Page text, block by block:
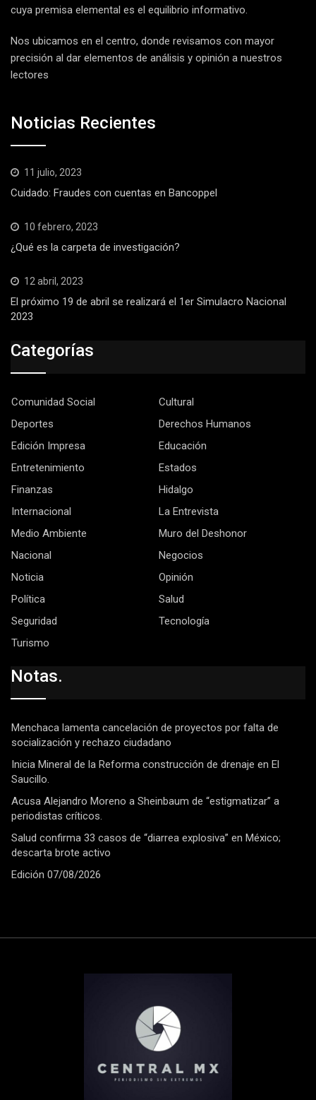
cuya premisa elemental es el equilibrio informativo.
Nos ubicamos en el centro, donde revisamos con mayor
precisión al dar elementos de análisis y opinión a nuestros
lectores
Noticias Recientes
11 julio, 2023
Cuidado: Fraudes con cuentas en Bancoppel
10 febrero, 2023
¿Qué es la carpeta de investigación?
12 abril, 2023
El próximo 19 de abril se realizará el 1er Simulacro Nacional
2023
Categorías
Comunidad Social
Cultural
Deportes
Derechos Humanos
Edición Impresa
Educación
Entretenimiento
Estados
Finanzas
Hidalgo
Internacional
La Entrevista
Medio Ambiente
Muro del Deshonor
Nacional
Negocios
Noticia
Opinión
Política
Salud
Seguridad
Tecnología
Turismo
Notas.
Menchaca lamenta cancelación de proyectos por falta de
socialización y rechazo ciudadano
Inicia Mineral de la Reforma construcción de drenaje en El
Saucillo.
Acusa Alejandro Moreno a Sheinbaum de “estigmatizar” a
periodistas críticos.
Salud confirma 33 casos de “diarrea explosiva” en México;
descarta brote activo
Edición 07/08/2026